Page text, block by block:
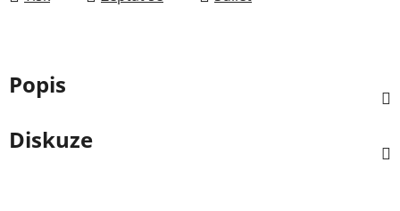
Popis
Diskuze